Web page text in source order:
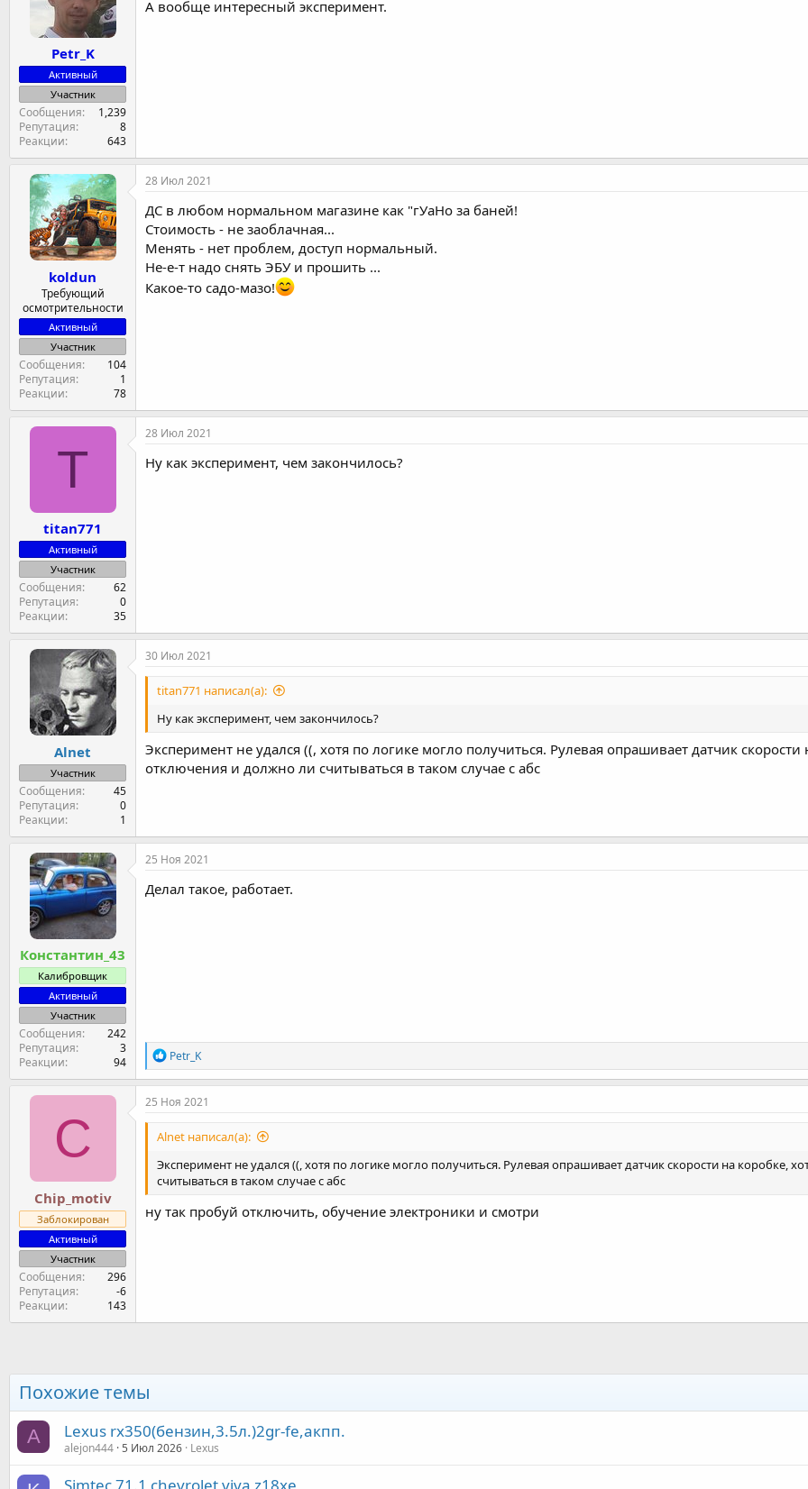
:
Petr_K
Активный
Участник
Сообщения
1,239
Репутация
8
Реакции
643
А вообще интересный эксперимент.
koldun
Требующий
осмотрительности
Активный
Участник
Сообщения
104
Репутация
1
Реакции
78
28 Июл 2021
ДС в любом нормальном магазине как "гУаНо за баней!
Стоимость - не заоблачная...
Менять - нет проблем, доступ нормальный.
Не-е-т надо снять ЭБУ и прошить ...
Какое-то садо-мазо!
T
titan771
Активный
Участник
Сообщения
62
Репутация
0
Реакции
35
28 Июл 2021
Ну как эксперимент, чем закончилось?
Alnet
Участник
Сообщения
45
Репутация
0
Реакции
1
30 Июл 2021
titan771 написал(а):
Ну как эксперимент, чем закончилось?
Эксперимент не удался ((, хотя по логике могло получиться. Рулевая опрашивает датчик скорости
отключения и должно ли считываться в таком случае с абс
Константин_43
Калибровщик
Активный
Участник
Сообщения
242
Репутация
3
Реакции
94
25 Ноя 2021
Делал такое, работает.
Р
е
а
к
и
Petr_K
C
Chip_motiv
Заблокирован
Активный
Участник
Сообщения
296
Репутация
-6
Реакции
143
25 Ноя 2021
Alnet написал(а):
Эксперимент не удался ((, хотя по логике могло получиться. Рулевая опрашивает датчик скорости на коробке,
считываться в таком случае с абс
ну так пробуй отключить, обучение электроники и смотри
Похожие темы
A Lexus rx350(бензин,3.5л.)2gr-fe,акпп.
alejon444 5 Июл 2026 Lexus
Simtec 71.1 chevrolet viva z18xe